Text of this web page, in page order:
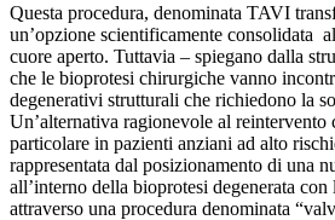
Questa procedura, denominata TAVI
un’opzione scientificamente consolidata
cuore aperto. Tuttavia – spiegano dalla
che le bioprotesi chirurgiche vanno
degenerativi strutturali che richiedono la
Un’alternativa ragionevole al reintervento
particolare in pazienti anziani ad alto
rappresentata dal posizionamento di una
all’interno della bioprotesi degenerata
attraverso una procedura denominata